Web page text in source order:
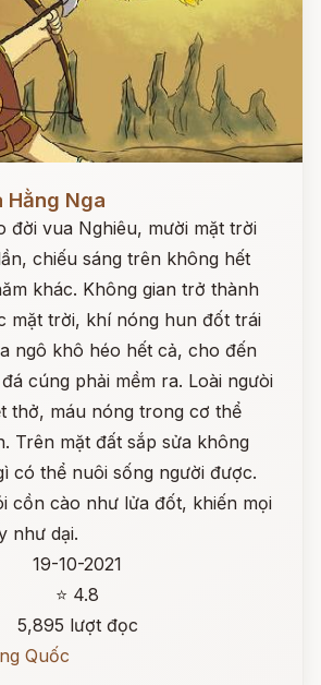
Hằng Nga
đời vua Nghiêu, mười mặt trời
chiếu sáng trên không hết
khác. Không gian trở thành
mặt trời, khí nóng hun đốt trái
ngô khô héo hết cả, cho đến
cúng phải mềm ra. Loài ngưòi
thở, máu nóng trong cơ thể
Trên mặt đất sắp sửa không
có thể nuôi sống người được.
cồn cào như lửa đốt, khiến mọi
như dại.
19-10-2021
⭐ 4.8
5,895 lượt đọc
Quốc